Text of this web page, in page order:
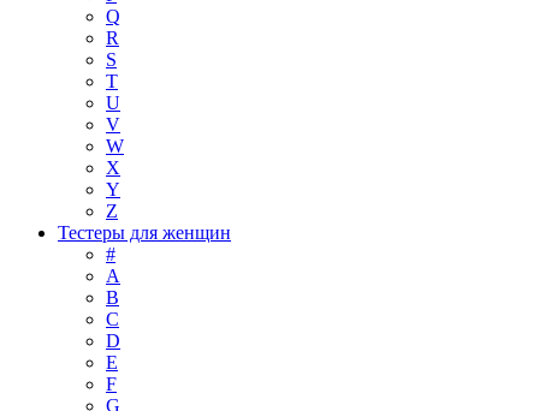
Q
R
S
T
U
V
W
X
Y
Z
Тестеры для женщин
#
A
B
C
D
E
F
G